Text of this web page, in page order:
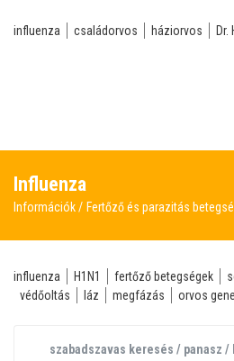
influenza családorvos háziorvos
Influenza
Információk Fertőző és parazitás
influenza H1N1 fertőző betegségek
védőoltás
láz megfázás orvos